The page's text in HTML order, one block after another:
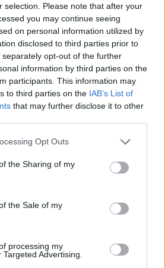
selection. Please note that after your
you may continue seeing
on personal information utilized by
disclosed to third parties prior to
opt-out of the further
information by third parties on the
participants. This information may
to third parties on the IAB’s List of
that may further disclose it to other
Opt Outs
the Sharing of my
the Sale of my
processing my
Advertising.
τεύχους